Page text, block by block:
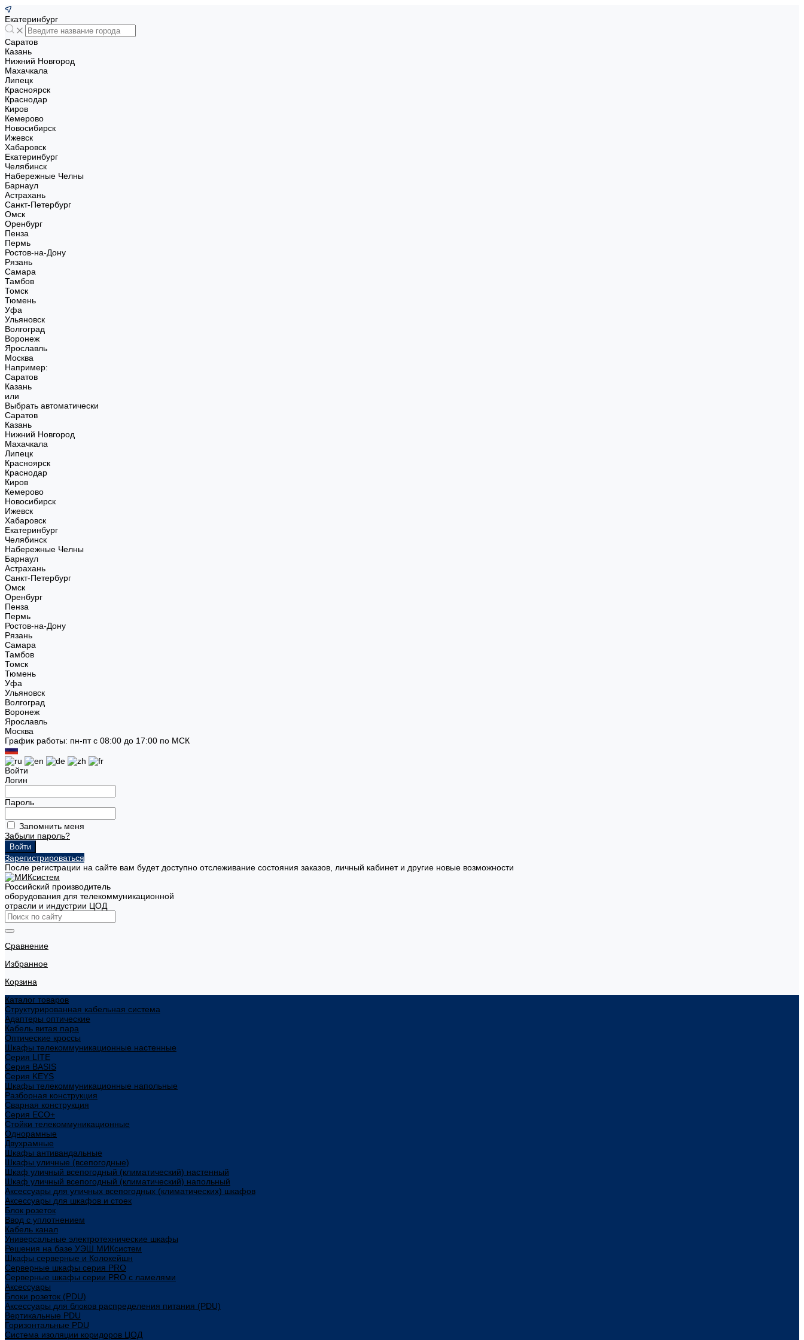
Екатеринбург
Саратов
Казань
Нижний Новгород
Махачкала
Липецк
Красноярск
Краснодар
Киров
Кемерово
Новосибирск
Ижевск
Хабаровск
Екатеринбург
Челябинск
Набережные Челны
Барнаул
Астрахань
Санкт-Петербург
Омск
Оренбург
Пенза
Пермь
Ростов-на-Дону
Рязань
Самара
Тамбов
Томск
Тюмень
Уфа
Ульяновск
Волгоград
Воронеж
Ярославль
Москва
Например:
Саратов
Казань
или
Выбрать автоматически
Саратов
Казань
Нижний Новгород
Махачкала
Липецк
Красноярск
Краснодар
Киров
Кемерово
Новосибирск
Ижевск
Хабаровск
Екатеринбург
Челябинск
Набережные Челны
Барнаул
Астрахань
Санкт-Петербург
Омск
Оренбург
Пенза
Пермь
Ростов-на-Дону
Рязань
Самара
Тамбов
Томск
Тюмень
Уфа
Ульяновск
Волгоград
Воронеж
Ярославль
Москва
График работы: пн-пт с 08:00 до 17:00 по МСК
Войти
Логин
Пароль
Запомнить меня
Забыли пароль?
Зарегистрироваться
После регистрации на сайте вам будет доступно отслеживание состояния заказов, личный кабинет и другие новые возможности
Российский производитель
оборудования для телекоммуникационной
отрасли и индустрии ЦОД
Сравнение
Избранное
Корзина
Каталог товаров
Структурированная кабельная система
Адаптеры оптические
Кабель витая пара
Оптические кроссы
Шкафы телекоммуникационные настенные
Cерия LITE
Cерия BASIS
Cерия KEYS
Шкафы телекоммуникационные напольные
Разборная конструкция
Сварная конструкция
Серия ECO+
Стойки телекоммуникационные
Однорамные
Двухрамные
Шкафы антивандальные
Шкафы уличные (всепогодные)
Шкаф уличный всепогодный (климатический) настенный
Шкаф уличный всепогодный (климатический) напольный
Аксессуары для уличных всепогодных (климатических) шкафов
Аксессуары для шкафов и стоек
Блок розеток
Ввод с уплотнением
Кабель канал
Универсальные электротехнические шкафы
Решения на базе УЭШ МИКсистем
Шкафы серверные и Колокейшн
Серверные шкафы серия PRO
Серверные шкафы серии PRO с ламелями
Аксессуары
Блоки розеток (PDU)
Аксессуары для блоков распределения питания (PDU)
Вертикальные PDU
Горизонтальные PDU
Система изоляции коридоров ЦОД